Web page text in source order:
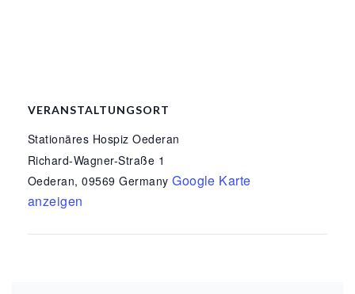
VERANSTALTUNGSORT
Stationäres Hospiz Oederan
Richard-Wagner-Straße 1
Oederan, 09569 Germany Google Karte
anzeigen